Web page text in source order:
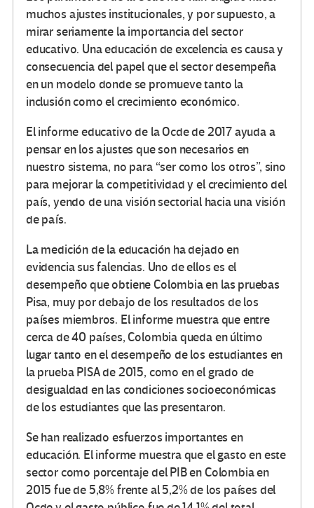
muchos ajustes institucionales, y por supuesto, a
mirar seriamente la importancia del sector
educativo. Una educación de excelencia es causa y
consecuencia del papel que el sector desempeña
en un modelo donde se promueve tanto la
inclusión como el crecimiento económico.
El informe educativo de la Ocde de 2017 ayuda a
pensar en los ajustes que son necesarios en
nuestro sistema, no para “ser como los otros”, sino
para mejorar la competitividad y el crecimiento del
país, yendo de una visión sectorial hacia una visión
de país.
La medición de la educación ha dejado en
evidencia sus falencias. Uno de ellos es el
desempeño que obtiene Colombia en las pruebas
Pisa, muy por debajo de los resultados de los
países miembros. El informe muestra que entre
cerca de 40 países, Colombia queda en último
lugar tanto en el desempeño de los estudiantes en
la prueba PISA de 2015, como en el grado de
desigualdad en las condiciones socioeconómicas
de los estudiantes que las presentaron.
Se han realizado esfuerzos importantes en
educación. El informe muestra que el gasto en este
sector como porcentaje del PIB en Colombia en
2015 fue de 5,8% frente al 5,2% de los países del